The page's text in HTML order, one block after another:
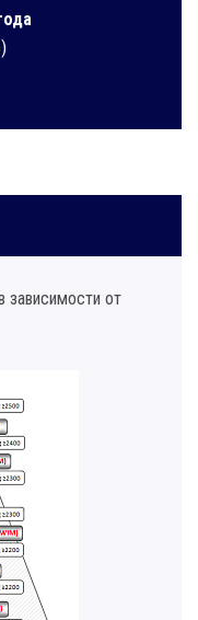
от